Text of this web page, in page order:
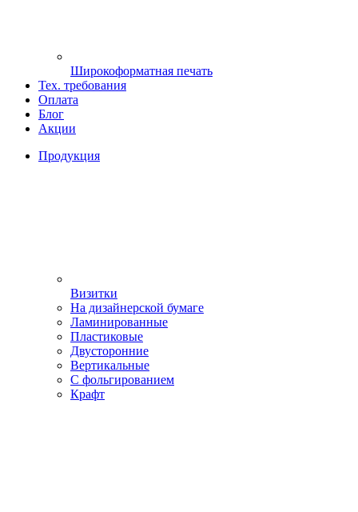
Широкоформатная печать
Тех. требования
Оплата
Блог
Акции
Продукция
Визитки
На дизайнерской бумаге
Ламинированные
Пластиковые
Двусторонние
Вертикальные
С фольгированием
Крафт